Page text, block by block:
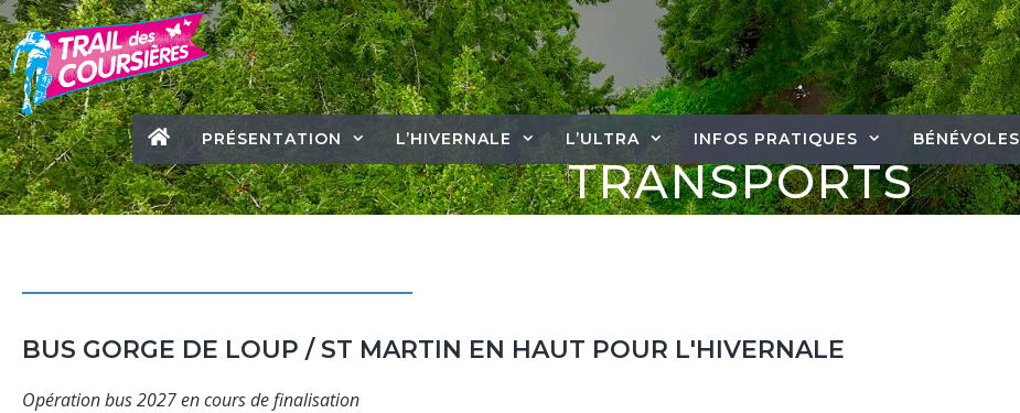
PRÉSENTATION L’HIVERNALE L’ULTRA INFOS PRATIQUES BÉNÉVOLES
TRANSPORTS
BUS GORGE DE LOUP / ST MARTIN EN HAUT POUR L'HIVERNALE
Opération bus 2027 en cours de finalisation